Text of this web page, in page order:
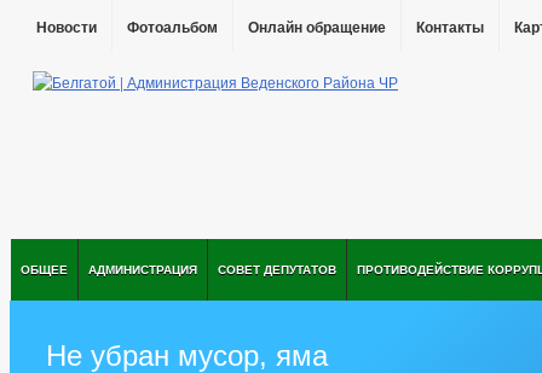
Новости Фотоальбом Онлайн обращение Контакты
ОБЩЕЕ АДМИНИСТРАЦИЯ СОВЕТ ДЕПУТАТОВ ПРОТИВОДЕЙСТВИЕ
Не убран мусор, яма